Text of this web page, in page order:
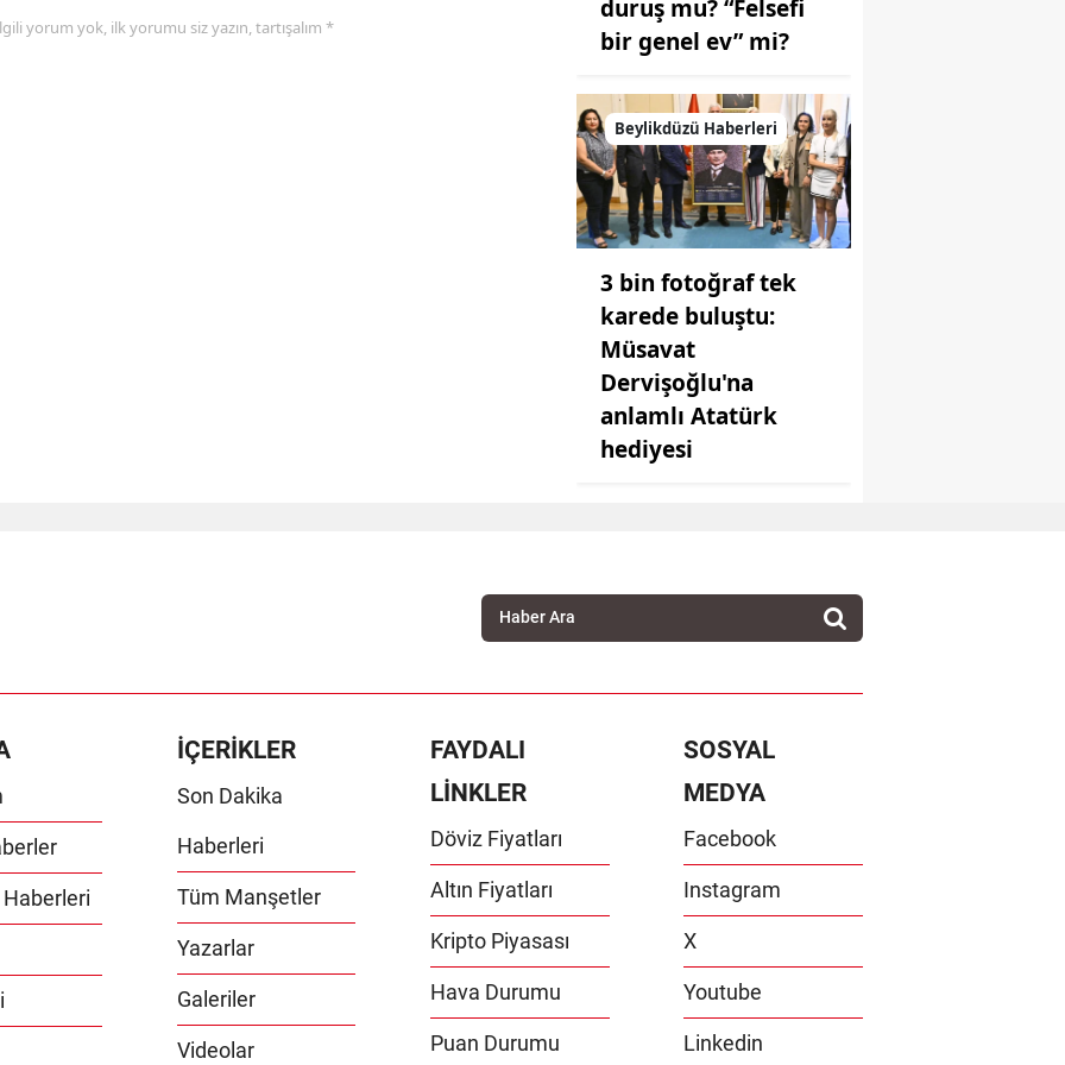
yorum yok, ilk yorumu siz yazın, tartışalım *
duruş mu? “Felsefi
bir genel ev” mi?
Beylikdüzü Haberleri
3 bin fotoğraf tek
karede buluştu:
Müsavat
Dervişoğlu'na
anlamlı Atatürk
hediyesi
İÇERİKLER
Son Dakika
Haberleri
Tüm Manşetler
Yazarlar
Galeriler
Videolar
FAYDALI
LİNKLER
Döviz Fiyatları
Altın Fiyatları
Kripto Piyasası
Hava Durumu
Puan Durumu
SOSYAL
MEDYA
Facebook
Instagram
X
Youtube
Linkedin